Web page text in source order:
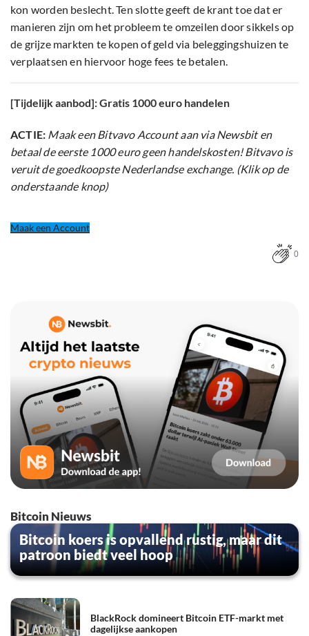
kon worden beslecht. Ten slotte geeft de krant toe dat er
manieren zijn om het probleem te omzeilen door sikkels op
de grijze markten te kopen of geld via beleggingshuizen te
verplaatsen en hiervoor hoge fees te betalen.
[Tijdelijk aanbod]: Gratis 1000 euro handelen
ACTIE: Maak een Bitvavo Account aan via Newsbit en
betaal de eerste 1000 euro geen handelskosten! Bitvavo is
veruit de goedkoopste Nederlandse exchange. (Klik op de
onderstaande knop)
Maak een Account
0
Bitcoin Nieuws
Bitcoin koers is opvallend rustig, maar dit
patroon biedt veel hoop
BlackRock domineert Bitcoin ETF-markt met
dagelijkse aankopen